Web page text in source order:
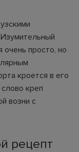
просто, но
кроется в его
креп
возни с
рецепт